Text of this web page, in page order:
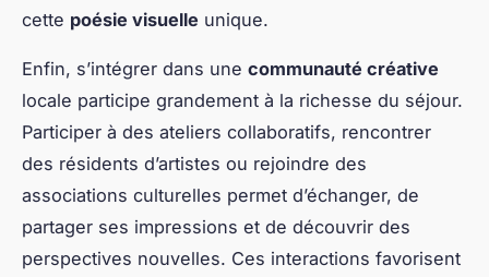
cette poésie visuelle unique.
Enfin, s’intégrer dans une communauté créative
locale participe grandement à la richesse du séjour.
Participer à des ateliers collaboratifs, rencontrer
des résidents d’artistes ou rejoindre des
associations culturelles permet d’échanger, de
partager ses impressions et de découvrir des
perspectives nouvelles. Ces interactions favorisent